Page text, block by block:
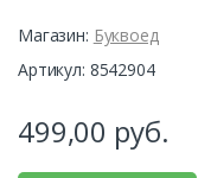
Магазин: Буквоед
Артикул: 8542904
499,00 руб.